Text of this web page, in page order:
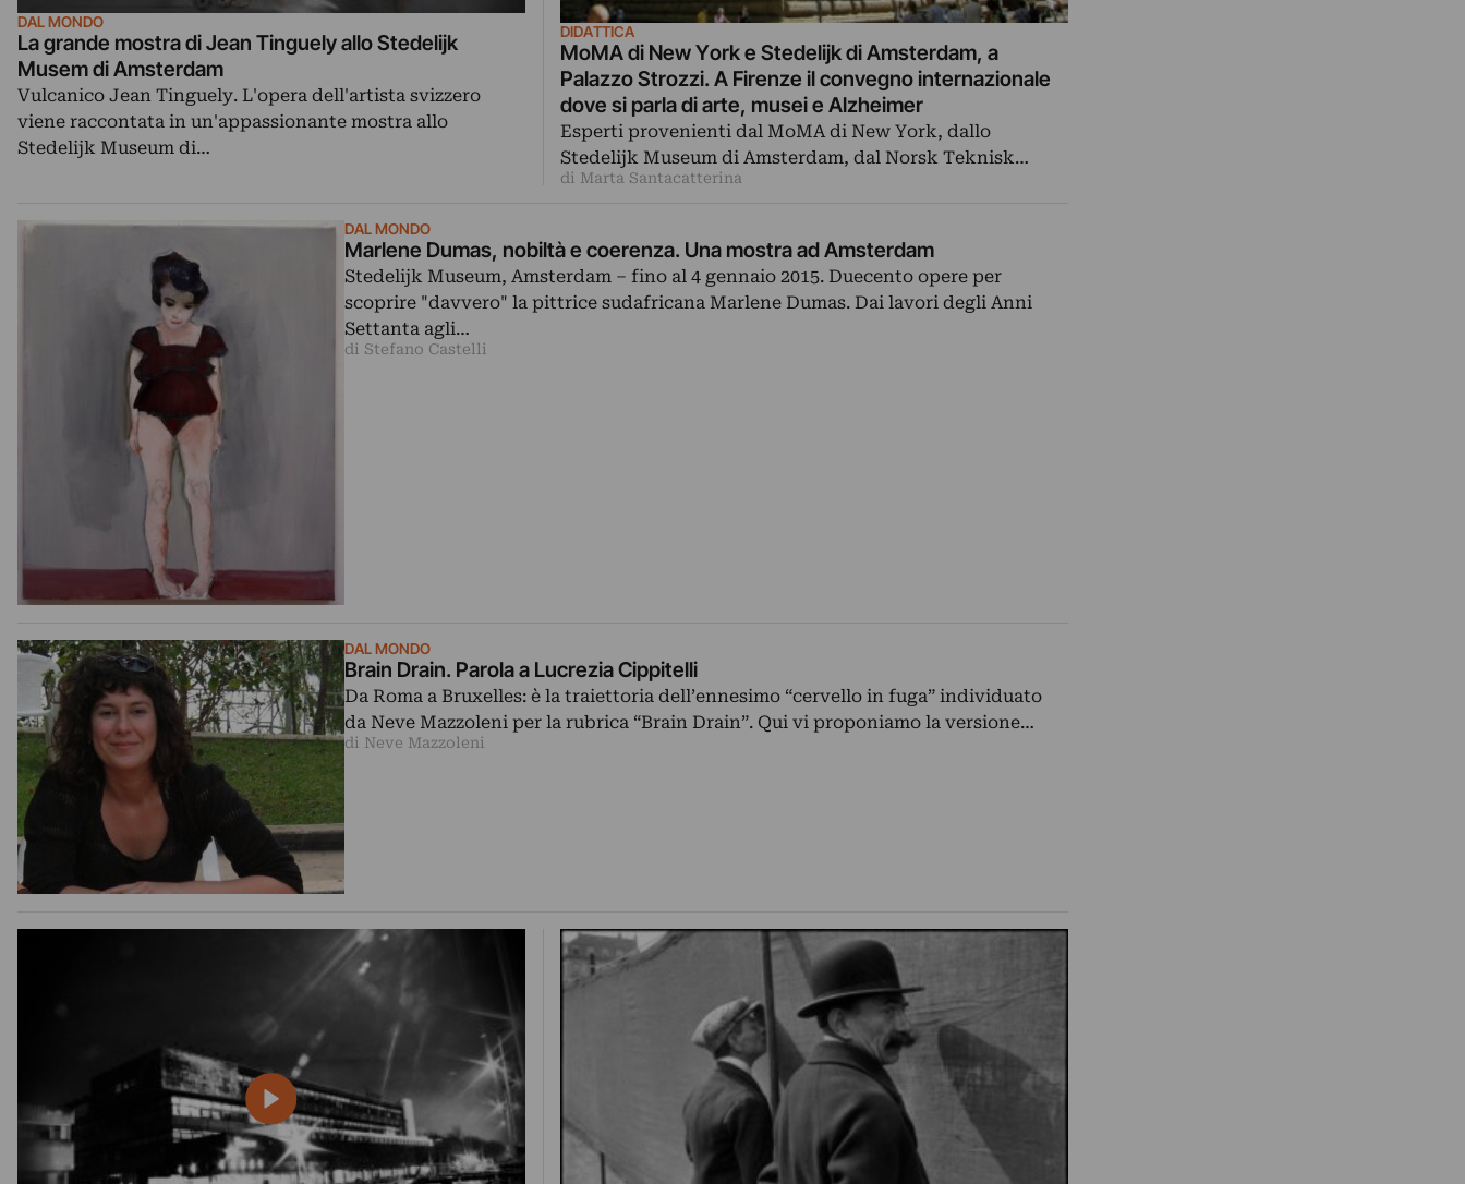
DAL MONDO
La grande mostra di Jean Tinguely allo Stedelijk
Musem di Amsterdam
Vulcanico Jean Tinguely. L'opera dell'artista svizzero
viene raccontata in un'appassionante mostra allo
Stedelijk Museum di…
DIDATTICA
MoMA di New York e Stedelijk di Amsterdam, a
Palazzo Strozzi. A Firenze il convegno internazionale
dove si parla di arte, musei e Alzheimer
Esperti provenienti dal MoMA di New York, dallo
Stedelijk Museum di Amsterdam, dal Norsk Teknisk…
di Marta Santacatterina
DAL MONDO
Marlene Dumas, nobiltà e coerenza. Una mostra ad Amsterdam
Stedelijk Museum, Amsterdam – fino al 4 gennaio 2015. Duecento opere per
scoprire "davvero" la pittrice sudafricana Marlene Dumas. Dai lavori degli Anni
Settanta agli…
di Stefano Castelli
DAL MONDO
Brain Drain. Parola a Lucrezia Cippitelli
Da Roma a Bruxelles: è la traiettoria dell’ennesimo “cervello in fuga” individuato
da Neve Mazzoleni per la rubrica “Brain Drain”. Qui vi proponiamo la versione…
di Neve Mazzoleni